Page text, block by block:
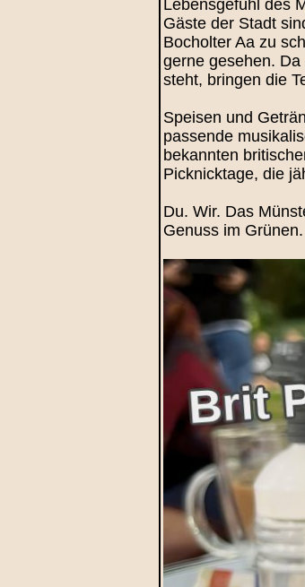
Lebensgefühl des
Gäste der Stadt
Bocholter Aa zu
gerne gesehen.
steht, bringen die
Speisen und
passende
bekannten
Picknicktage, die
Du. Wir. Das
Genuss im